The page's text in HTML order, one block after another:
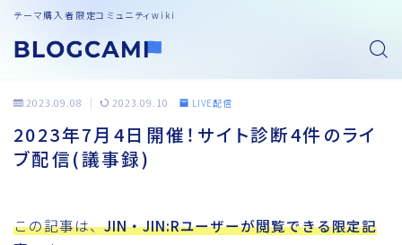
テーマ購入者限定コミュニティwiki
2023.09.08 2023.09.10 LIVE配信
2023年7月4日開催！サイト診断4件のライ
ブ配信(議事録)
この記事は、JIN・JIN:Rユーザーが閲覧できる限定記